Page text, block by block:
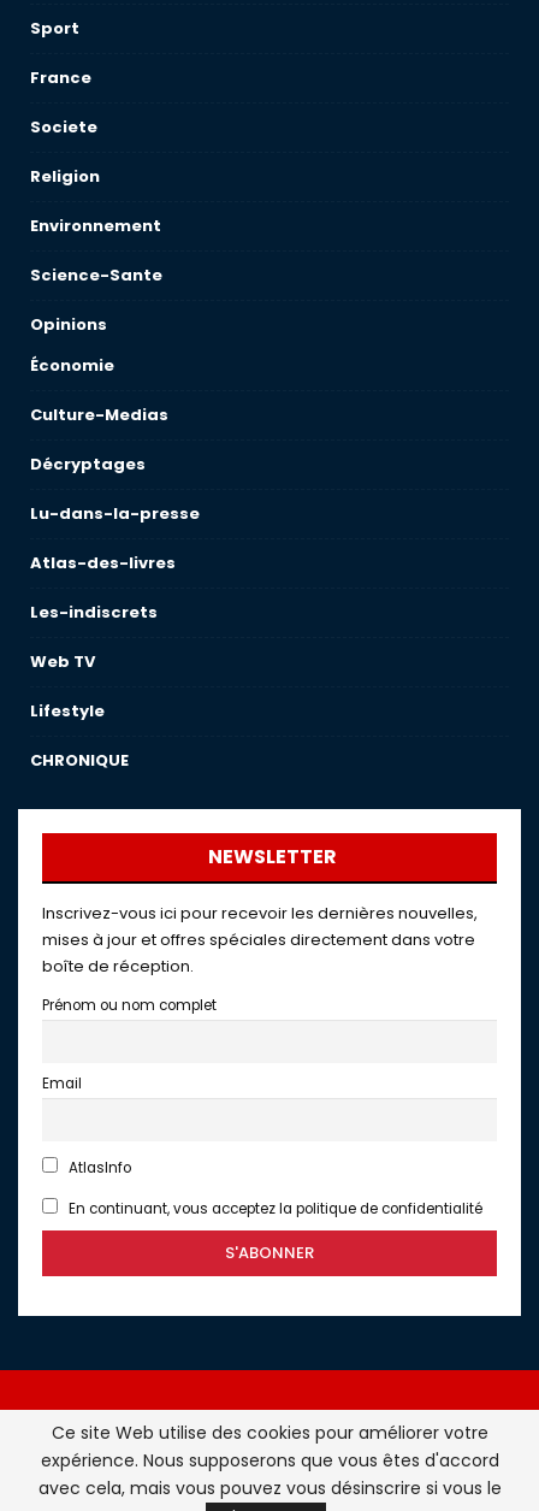
Sport
France
Societe
Religion
Environnement
Science-Sante
Opinions
Économie
Culture-Medias
Décryptages
Lu-dans-la-presse
Atlas-des-livres
Les-indiscrets
Web TV
Lifestyle
CHRONIQUE
NEWSLETTER
Inscrivez-vous ici pour recevoir les dernières nouvelles,
mises à jour et offres spéciales directement dans votre
boîte de réception.
Prénom ou nom complet
Email
AtlasInfo
En continuant, vous acceptez la politique de confidentialité
Atlasinfo.fr : l'essentiel de l'actualité de la France et du
Maghreb © Tous Droits Réservés - Atlasinfo- 2026
Ce site Web utilise des cookies pour améliorer votre
expérience. Nous supposerons que vous êtes d'accord
avec cela, mais vous pouvez vous désinscrire si vous le